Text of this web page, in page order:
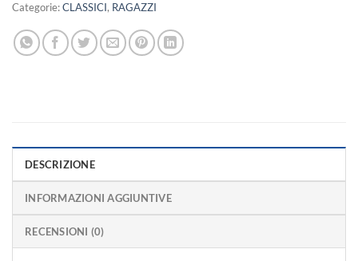
Categorie:CLASSICI, RAGAZZI
DESCRIZIONE
INFORMAZIONI AGGIUNTIVE
RECENSIONI (0)